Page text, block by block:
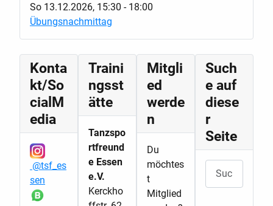
So 13.12.2026, 15:30 - 18:00
Übungsnachmittag
Konta
kt/So
cialM
edia
@tsf_es
sen
Traini
ngsst
ätte
Tanzspo
rtfreund
e Essen
e.V.
Kerckho
Mitgli
ed
werde
n
Du
möchtes
t
Mitglied
Such
e auf
diese
r
Seite